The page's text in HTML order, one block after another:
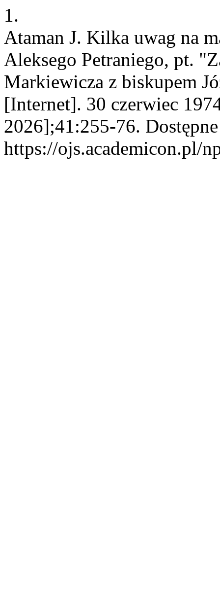
1.
Ataman J. Kilka uwag na
Aleksego Petraniego, pt.
Markiewicza z biskupem
[Internet]. 30 czerwiec
2026];41:255-76.
https://ojs.academicon.pl/